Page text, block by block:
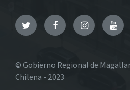
TwitterFacebookInstagram
© Gobierno Regional de
Chilena - 2023